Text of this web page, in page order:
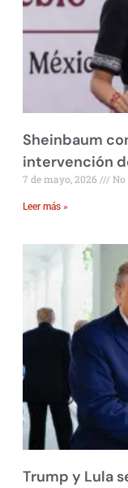
Sheinbaum
intervención
7 de mayo, 2026
Leer más »
Trump y Lula